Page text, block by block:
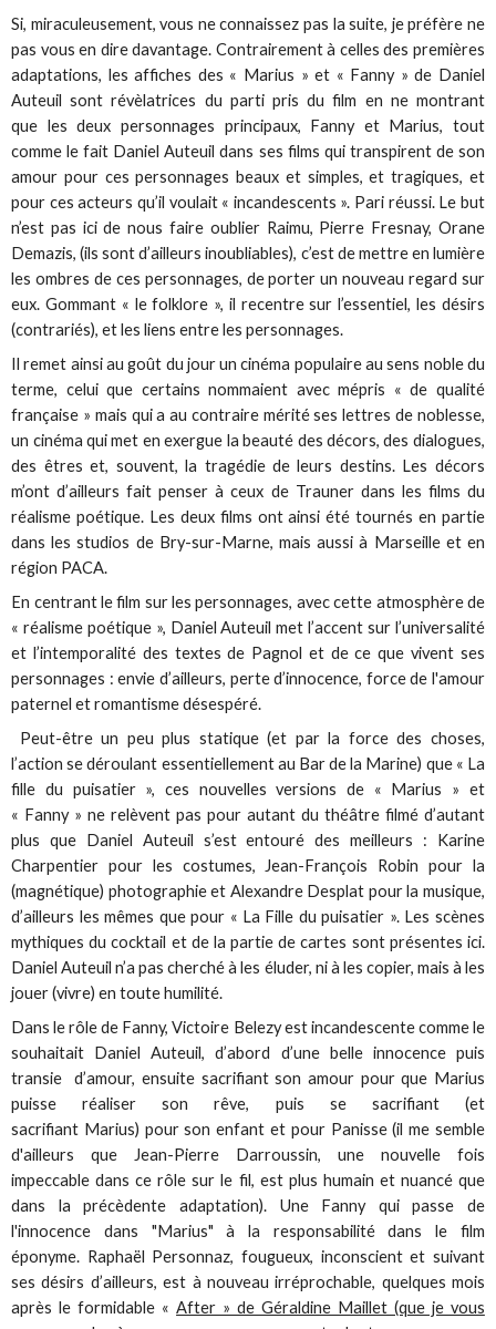
Si, miraculeusement, vous ne connaissez pas la suite, je préfère ne
pas vous en dire davantage. Contrairement à celles des premières
adaptations, les affiches des « Marius » et « Fanny » de Daniel
Auteuil sont révèlatrices du parti pris du film en ne montrant
que les deux personnages principaux, Fanny et Marius, tout
comme le fait Daniel Auteuil dans ses films qui transpirent de son
amour pour ces personnages beaux et simples, et tragiques, et
pour ces acteurs qu’il voulait « incandescents ». Pari réussi. Le but
n’est pas ici de nous faire oublier Raimu, Pierre Fresnay, Orane
Demazis, (ils sont d’ailleurs inoubliables), c’est de mettre en lumière
les ombres de ces personnages, de porter un nouveau regard sur
eux. Gommant « le folklore », il recentre sur l’essentiel, les désirs
(contrariés), et les liens entre les personnages.
Il remet ainsi au goût du jour un cinéma populaire au sens noble du
terme, celui que certains nommaient avec mépris « de qualité
française » mais qui a au contraire mérité ses lettres de noblesse,
un cinéma qui met en exergue la beauté des décors, des dialogues,
des êtres et, souvent, la tragédie de leurs destins. Les décors
m’ont d’ailleurs fait penser à ceux de Trauner dans les films du
réalisme poétique. Les deux films ont ainsi été tournés en partie
dans les studios de Bry-sur-Marne, mais aussi à Marseille et en
région PACA.
En centrant le film sur les personnages, avec cette atmosphère de
« réalisme poétique », Daniel Auteuil met l’accent sur l’universalité
et l’intemporalité des textes de Pagnol et de ce que vivent ses
personnages : envie d’ailleurs, perte d’innocence, force de l'amour
paternel et romantisme désespéré.
Peut-être un peu plus statique (et par la force des choses,
l’action se déroulant essentiellement au Bar de la Marine) que « La
fille du puisatier », ces nouvelles versions de « Marius » et
« Fanny » ne relèvent pas pour autant du théâtre filmé d’autant
plus que Daniel Auteuil s’est entouré des meilleurs : Karine
Charpentier pour les costumes, Jean-François Robin pour la
(magnétique) photographie et Alexandre Desplat pour la musique,
d’ailleurs les mêmes que pour « La Fille du puisatier ». Les scènes
mythiques du cocktail et de la partie de cartes sont présentes ici.
Daniel Auteuil n’a pas cherché à les éluder, ni à les copier, mais à les
jouer (vivre) en toute humilité.
Dans le rôle de Fanny, Victoire Belezy est incandescente comme le
souhaitait Daniel Auteuil, d’abord d’une belle innocence puis
transie d’amour, ensuite sacrifiant son amour pour que Marius
puisse réaliser son rêve, puis se sacrifiant (et
sacrifiant Marius) pour son enfant et pour Panisse (il me semble
d'ailleurs que Jean-Pierre Darroussin, une nouvelle fois
impeccable dans ce rôle sur le fil, est plus humain et nuancé que
dans la précèdente adaptation). Une Fanny qui passe de
l'innocence dans "Marius" à la responsabilité dans le film
éponyme. Raphaël Personnaz, fougueux, inconscient et suivant
ses désirs d’ailleurs, est à nouveau irréprochable, quelques mois
après le formidable «After » de Géraldine Maillet (que je vous